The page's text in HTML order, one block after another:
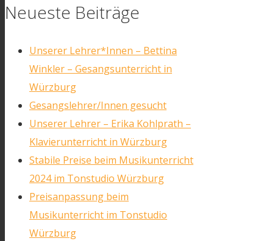
Neueste Beiträge
Unserer Lehrer*Innen – Bettina
Winkler – Gesangsunterricht in
Würzburg
Gesangslehrer/Innen gesucht
Unserer Lehrer – Erika Kohlprath –
Klavierunterricht in Würzburg
Stabile Preise beim Musikunterricht
2024 im Tonstudio Würzburg
Preisanpassung beim
Musikunterricht im Tonstudio
Würzburg